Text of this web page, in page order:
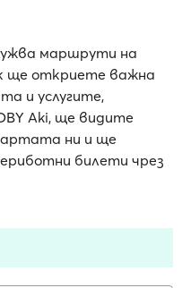
маршрути на
ще откриете важна
и услугите,
Aki, ще видите
ни и ще
билети чрез